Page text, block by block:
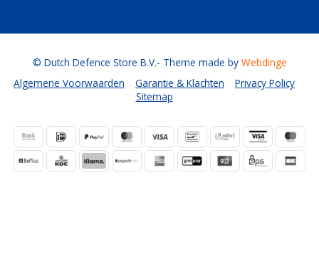
Algemene Voorwaarden Garantie & Klachten
Privacy Policy
Sitemap
© Dutch Defence Store B.V.- Theme made by Webdinge